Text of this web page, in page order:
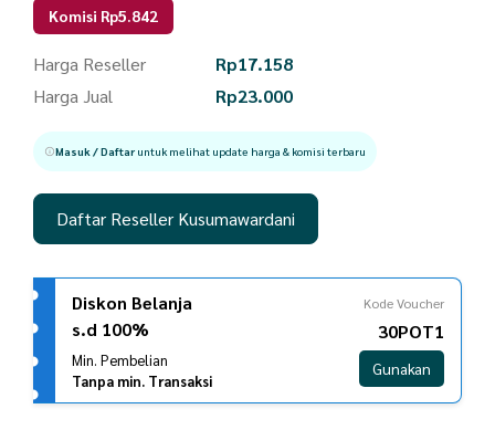
Komisi Rp5.842
Harga Reseller Rp17.158
Harga Jual
Rp23.000
Masuk / Daftaruntuk melihat update harga & komisi terbaru
Daftar Reseller Kusumawardani
Diskon Belanja
s.d 100%
Min. Pembelian
Tanpa min. Transaksi
Kode Voucher
30POT1
Gunakan